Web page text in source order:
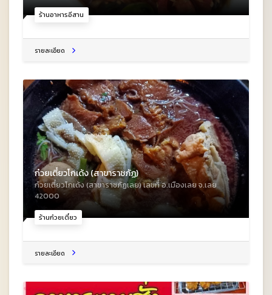
ร้านอาหารอีสาน
รายละเอียด
ร้านก๋วยเตี๋ยว
ก๋วยเตี๋ยวโกเด้ง (สาขาราชภัฏ)
ก๋วยเตี๋ยวโกเด้ง (สาขาราชภัฏเลย) เลขที่ อ.เมืองเลย จ.เลย
42000
รายละเอียด